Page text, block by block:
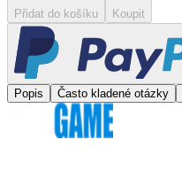
Přidat do košíku Koupit
Popis
Často kladené otázky